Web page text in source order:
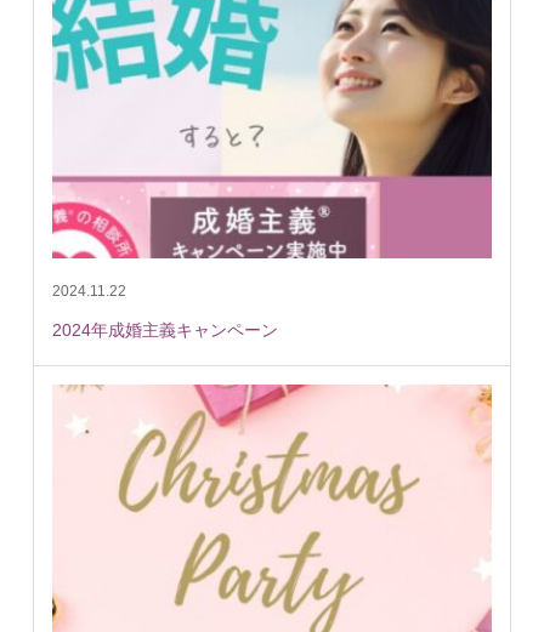
2024.11.22
2024年成婚主義キャンペーン